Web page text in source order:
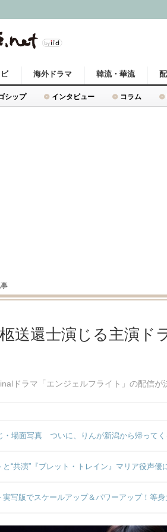
シップ インタビュー コラム
海外ドラマ 韓流・華流
送還士演じる主演ド
ドラマ「エンジェルフライト」の配信が
・場面写真 ついに、りんが新潟から帰って
“共演”『ブレット・トレイン』マリア役声
実写版でスケールアップ＆パワーアップ！等